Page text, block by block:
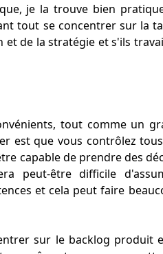
je la trouve bien
tout se concentrer sur la
de la stratégie et s'ils
tout comme un
est que vous contrôlez
capable de prendre des
peut-être difficile
et cela peut faire
sur le backlog produit